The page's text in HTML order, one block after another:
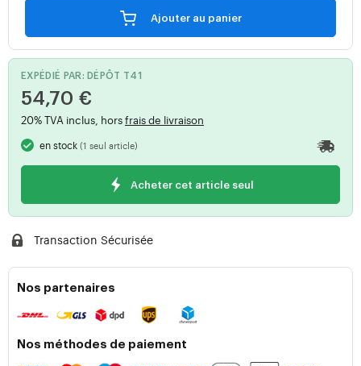
Ajouter au panier
EXPÉDIÉ PAR: DÉPÔT T41
54,70 €
20% TVA inclus, horsfrais de livraison
en stock(1 seul article)
Acheter cet article seul
Transaction Sécurisée
Nos partenaires
Nos méthodes de paiement